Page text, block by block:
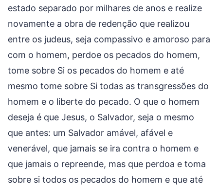
estado separado por milhares de anos e realize
novamente a obra de redenção que realizou
entre os judeus, seja compassivo e amoroso para
com o homem, perdoe os pecados do homem,
tome sobre Si os pecados do homem e até
mesmo tome sobre Si todas as transgressões do
homem e o liberte do pecado. O que o homem
deseja é que Jesus, o Salvador, seja o mesmo
que antes: um Salvador amável, afável e
venerável, que jamais se ira contra o homem e
que jamais o repreende, mas que perdoa e toma
sobre si todos os pecados do homem e que até